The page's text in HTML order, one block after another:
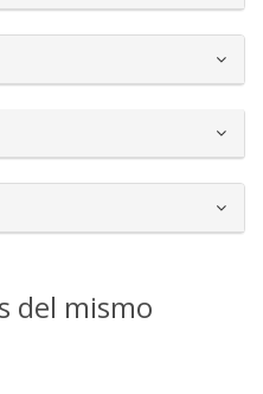
del mismo